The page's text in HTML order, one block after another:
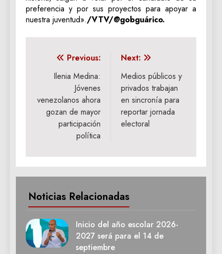
preferencia y por sus proyectos para apoyar a
nuestra juventud»./VTV/@gobguárico.
Navegación
entradas
Previous:
Ilenia Medina:
Jóvenes
venezolanos ahora
gozan de mayor
participación
política
Next:
Medios públicos y
privados trabajan
en sincronía para
reportar jornada
electoral
Noticias Relacionadas
Inicio del año escolar 2026-
2027 será para el 14 de
septiembre